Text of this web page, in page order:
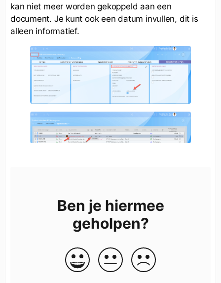
kan niet meer worden gekoppeld aan een
document. Je kunt ook een datum invullen, dit is
alleen informatief.
Ben je hiermee
geholpen?